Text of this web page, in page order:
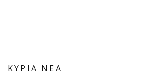
ΚΥΡΙΑ ΝΕΑ